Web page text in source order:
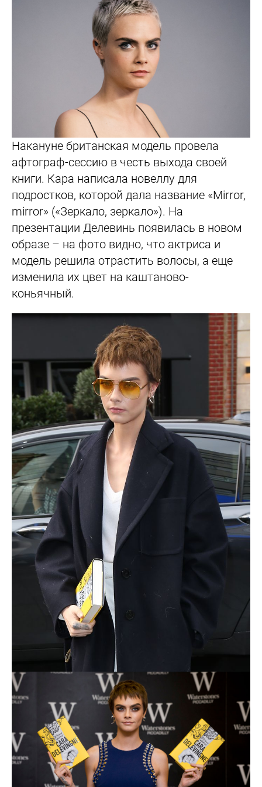
Накануне британская модель провела
афтограф-сессию в честь выхода своей
книги. Кара написала новеллу для
подростков, которой дала название «Mirror,
mirror» («Зеркало, зеркало»). На
презентации Делевинь появилась в новом
образе – на фото видно, что актриса и
модель решила отрастить волосы, а еще
изменила их цвет на каштаново-
коньячный.